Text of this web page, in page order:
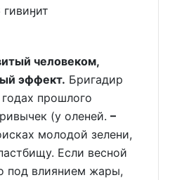
человеком,
эффект. Бригадир
прошлого
(у оленей. –
молодой зелени,
Если весной
под влиянием жары,